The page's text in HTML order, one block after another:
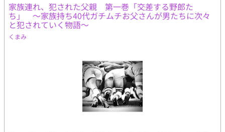
家族連れ、犯された父親 第一巻「交差する野郎た
ち」 〜家族持ち40代ガチムチお父さんが男たちに次々
と犯されていく物語〜
くまみ